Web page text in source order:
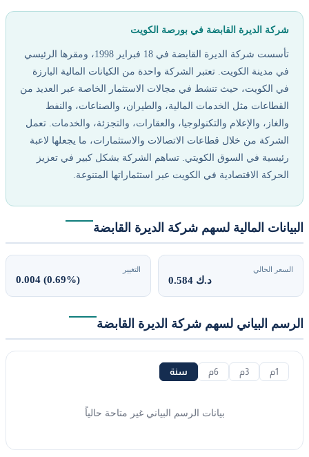
شركة الديرة القابضة في بورصة الكويت
تأسست شركة الديرة القابضة في 18 فبراير 1998، ومقرها الرئيسي
في مدينة الكويت. تعتبر الشركة واحدة من الكيانات المالية البارزة
في الكويت، حيث تنشط في مجالات الاستثمار الخاصة عبر العديد من
القطاعات مثل الخدمات المالية، والطيران، والصناعات، والنفط
والغاز، والإعلام والتكنولوجيا، والعقارات، والتجزئة، والخدمات. تعمل
الشركة من خلال قطاعات الاتصالات والاستثمارات، ما يجعلها لاعبة
رئيسية في السوق الكويتي. تساهم الشركة بشكل كبير في تعزيز
الحركة الاقتصادية في الكويت عبر استثماراتها المتنوعة.
البيانات المالية لسهم شركة الديرة القابضة
السعر الحالي
0.584 د.ك
التغيير
0.004 (0.69%)
الرسم البياني لسهم شركة الديرة القابضة
1م 3م 6م سنة
بيانات الرسم البياني غير متاحة حالياً